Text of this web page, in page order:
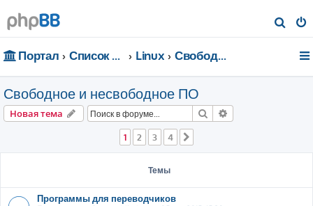
о
Портал Список форумов Linux Свободное и несвободное ПО
Свободное и несвободное ПО
Новая тема Поиск
1 2 3 4
Темы
Программы для переводчиков